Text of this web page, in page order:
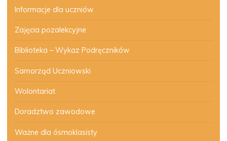
Informacje dla uczniów
Zajęcia pozalekcyjne
Biblioteka – Wykaz Podręczników
Samorząd Uczniowski
Wolontariat
Doradztwo zawodowe
Ważne dla ósmoklasisty